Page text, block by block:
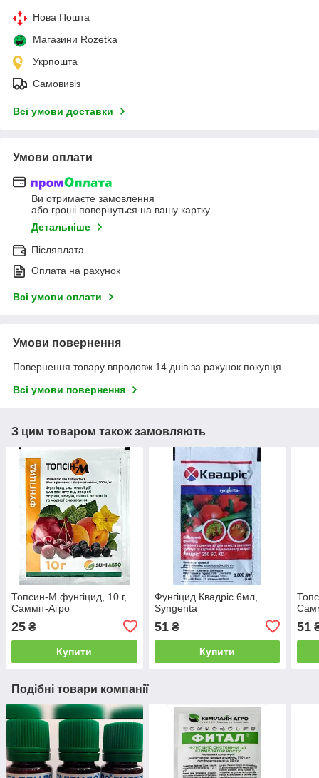
Нова Пошта
Магазини Rozetka
Укрпошта
Самовивіз
Всі умови доставки
Умови оплати
Ви отримаєте замовлення
або гроші повернуться на вашу картку
Детальніше
Післяплата
Оплата на рахунок
Всі умови оплати
Умови повернення
Повернення товару впродовж 14 днів за рахунок покупця
Всі умови повернення
З цим товаром також замовляють
Топсин-М фунгіцид, 10 г,
Самміт-Агро
25 ₴
Купити
Фунгіцид Квадріс 6мл,
Syngenta
51₴
Купити
51
Подібні товари компанії